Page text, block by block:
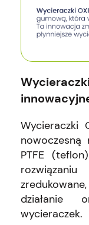
Wycieraczki
Wycieraczki
nowoczesną
PTFE
działanie
wycieraczek.